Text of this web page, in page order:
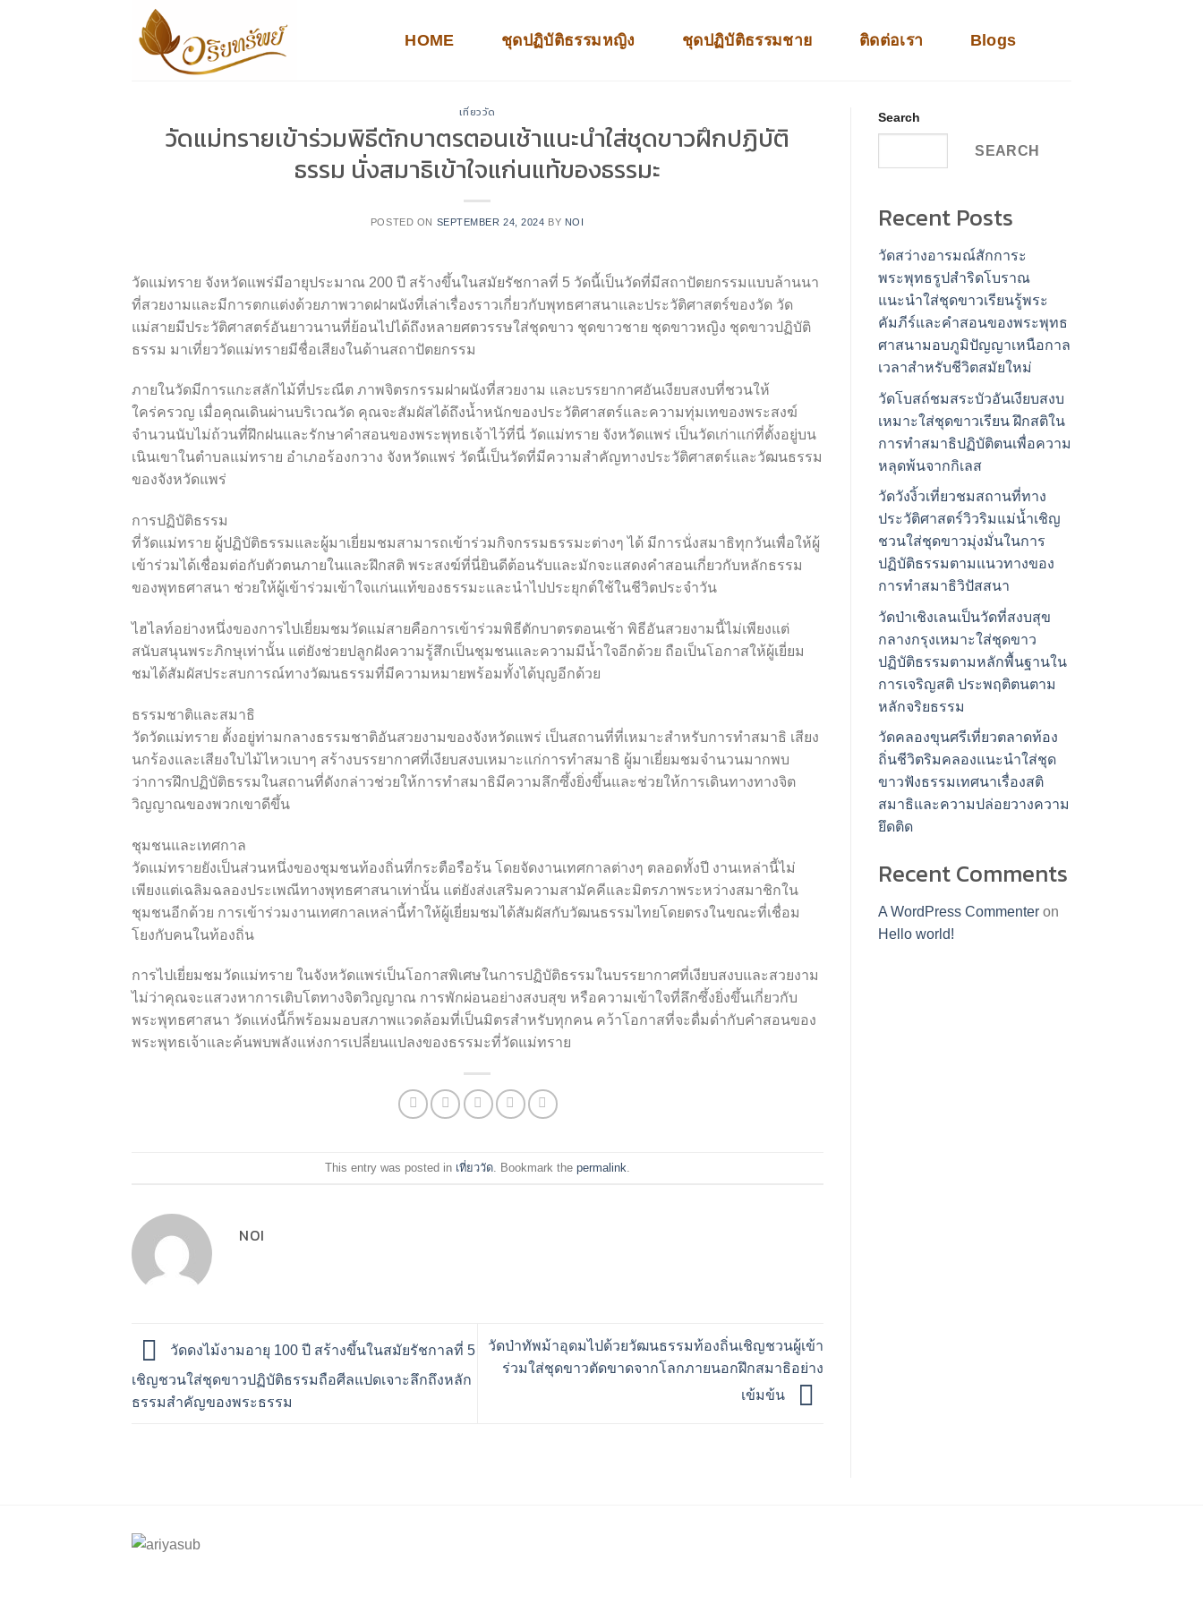
HOME ชุดปฏิบัติธรรมหญิง ชุดปฏิบัติธรรมชาย ติดต่อเรา Blogs
เที่ยววัด
วัดแม่ทรายเข้าร่วมพิธีตักบาตรตอนเช้าแนะนำใส่ชุดขาวฝึกปฏิบัติ
ธรรม นั่งสมาธิเข้าใจแก่นแท้ของธรรมะ
POSTED ON SEPTEMBER 24, 2024 BY NOI
วัดแม่ทราย จังหวัดแพร่มีอายุประมาณ 200 ปี สร้างขึ้นในสมัยรัชกาลที่ 5 วัดนี้เป็นวัดที่มีสถาปัตยกรรมแบบล้านนา
ที่สวยงามและมีการตกแต่งด้วยภาพวาดฝาผนังที่เล่าเรื่องราวเกี่ยวกับพุทธศาสนาและประวัติศาสตร์ของวัด วัด
แม่สายมีประวัติศาสตร์อันยาวนานที่ย้อนไปได้ถึงหลายศตวรรษใส่ชุดขาว ชุดขาวชาย ชุดขาวหญิง ชุดขาวปฏิบัติ
ธรรม มาเที่ยววัดแม่ทรายมีชื่อเสียงในด้านสถาปัตยกรรม
ภายในวัดมีการแกะสลักไม้ที่ประณีต ภาพจิตรกรรมฝาผนังที่สวยงาม และบรรยากาศอันเงียบสงบที่ชวนให้
ใคร่ครวญ เมื่อคุณเดินผ่านบริเวณวัด คุณจะสัมผัสได้ถึงน้ำหนักของประวัติศาสตร์และความทุ่มเทของพระสงฆ์
จำนวนนับไม่ถ้วนที่ฝึกฝนและรักษาคำสอนของพระพุทธเจ้าไว้ที่นี่ วัดแม่ทราย จังหวัดแพร่ เป็นวัดเก่าแก่ที่ตั้งอยู่บน
เนินเขาในตำบลแม่ทราย อำเภอร้องกวาง จังหวัดแพร่ วัดนี้เป็นวัดที่มีความสำคัญทางประวัติศาสตร์และวัฒนธรรม
ของจังหวัดแพร่
การปฏิบัติธรรม
ที่วัดแม่ทราย ผู้ปฏิบัติธรรมและผู้มาเยี่ยมชมสามารถเข้าร่วมกิจกรรมธรรมะต่างๆ ได้ มีการนั่งสมาธิทุกวันเพื่อให้ผู้
เข้าร่วมได้เชื่อมต่อกับตัวตนภายในและฝึกสติ พระสงฆ์ที่นี่ยินดีต้อนรับและมักจะแสดงคำสอนเกี่ยวกับหลักธรรม
ของพุทธศาสนา ช่วยให้ผู้เข้าร่วมเข้าใจแก่นแท้ของธรรมะและนำไปประยุกต์ใช้ในชีวิตประจำวัน
ไฮไลท์อย่างหนึ่งของการไปเยี่ยมชมวัดแม่สายคือการเข้าร่วมพิธีตักบาตรตอนเช้า พิธีอันสวยงามนี้ไม่เพียงแต่
สนับสนุนพระภิกษุเท่านั้น แต่ยังช่วยปลูกฝังความรู้สึกเป็นชุมชนและความมีน้ำใจอีกด้วย ถือเป็นโอกาสให้ผู้เยี่ยม
ชมได้สัมผัสประสบการณ์ทางวัฒนธรรมที่มีความหมายพร้อมทั้งได้บุญอีกด้วย
ธรรมชาติและสมาธิ
วัดวัดแม่ทราย ตั้งอยู่ท่ามกลางธรรมชาติอันสวยงามของจังหวัดแพร่ เป็นสถานที่ที่เหมาะสำหรับการทำสมาธิ เสียง
นกร้องและเสียงใบไม้ไหวเบาๆ สร้างบรรยากาศที่เงียบสงบเหมาะแก่การทำสมาธิ ผู้มาเยี่ยมชมจำนวนมากพบ
ว่าการฝึกปฏิบัติธรรมในสถานที่ดังกล่าวช่วยให้การทำสมาธิมีความลึกซึ้งยิ่งขึ้นและช่วยให้การเดินทางทางจิต
วิญญาณของพวกเขาดีขึ้น
ชุมชนและเทศกาล
วัดแม่ทรายยังเป็นส่วนหนึ่งของชุมชนท้องถิ่นที่กระตือรือร้น โดยจัดงานเทศกาลต่างๆ ตลอดทั้งปี งานเหล่านี้ไม่
เพียงแต่เฉลิมฉลองประเพณีทางพุทธศาสนาเท่านั้น แต่ยังส่งเสริมความสามัคคีและมิตรภาพระหว่างสมาชิกใน
ชุมชนอีกด้วย การเข้าร่วมงานเทศกาลเหล่านี้ทำให้ผู้เยี่ยมชมได้สัมผัสกับวัฒนธรรมไทยโดยตรงในขณะที่เชื่อม
โยงกับคนในท้องถิ่น
การไปเยี่ยมชมวัดแม่ทราย ในจังหวัดแพร่เป็นโอกาสพิเศษในการปฏิบัติธรรมในบรรยากาศที่เงียบสงบและสวยงาม
ไม่ว่าคุณจะแสวงหาการเติบโตทางจิตวิญญาณ การพักผ่อนอย่างสงบสุข หรือความเข้าใจที่ลึกซึ้งยิ่งขึ้นเกี่ยวกับ
พระพุทธศาสนา วัดแห่งนี้ก็พร้อมมอบสภาพแวดล้อมที่เป็นมิตรสำหรับทุกคน คว้าโอกาสที่จะดื่มด่ำกับคำสอนของ
พระพุทธเจ้าและค้นพบพลังแห่งการเปลี่ยนแปลงของธรรมะที่วัดแม่ทราย
This entry was posted in เที่ยววัด. Bookmark the permalink
NOI
วัดดงไม้งามอายุ 100 ปี สร้างขึ้นในสมัยรัชกาลที่ 5
เชิญชวนใส่ชุดขาวปฏิบัติธรรมถือศีลแปดเจาะลึกถึงหลัก
ธรรมสำคัญของพระธรรม
วัดป่าทัพม้าอุดมไปด้วยวัฒนธรรมท้องถิ่นเชิญชวนผู้เข้า
ร่วมใส่ชุดขาวตัดขาดจากโลกภายนอกฝึกสมาธิอย่าง
เข้มข้น
Search
SEARCH
Recent Posts
วัดสว่างอารมณ์สักการะ
พระพุทธรูปสำริดโบราณ
แนะนำใส่ชุดขาวเรียนรู้พระ
คัมภีร์และคำสอนของพระพุทธ
ศาสนามอบภูมิปัญญาเหนือกาล
เวลาสำหรับชีวิตสมัยใหม่
วัดโบสถ์ชมสระบัวอันเงียบสงบ
เหมาะใส่ชุดขาวเรียน ฝึกสติใน
การทำสมาธิปฏิบัติตนเพื่อความ
หลุดพ้นจากกิเลส
วัดวังงิ้วเที่ยวชมสถานที่ทาง
ประวัติศาสตร์วิวริมแม่น้ำเชิญ
ชวนใส่ชุดขาวมุ่งมั่นในการ
ปฏิบัติธรรมตามแนวทางของ
การทำสมาธิวิปัสสนา
วัดป่าเชิงเลนเป็นวัดที่สงบสุข
กลางกรุงเหมาะใส่ชุดขาว
ปฏิบัติธรรมตามหลักพื้นฐานใน
การเจริญสติ ประพฤติตนตาม
หลักจริยธรรม
วัดคลองขุนศรีเที่ยวตลาดท้อง
ถิ่นชีวิตริมคลองแนะนำใส่ชุด
ขาวฟังธรรมเทศนาเรื่องสติ
สมาธิและความปล่อยวางความ
ยึดติด
Recent Comments
A WordPress Commenteron
Hello world!